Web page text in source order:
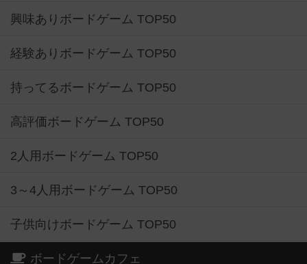
興味ありボードゲーム TOP50
経験ありボードゲーム TOP50
持ってるボードゲーム TOP50
高評価ボードゲーム TOP50
2人用ボードゲーム TOP50
3～4人用ボードゲーム TOP50
子供向けボードゲーム TOP50
ボードゲームカフェ